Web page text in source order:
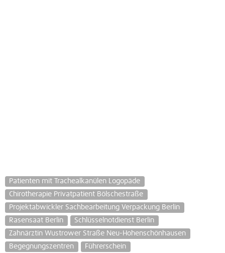
Patienten mit Trachealkanülen Logopäde
Chirotherapie Privatpatient Bölschestraße
Projektabwickler Sachbearbeitung Verpackung Berlin
Rasensaat Berlin
Schlüsselnotdienst Berlin
Zahnärztin Wustrower Straße Neu-Hohenschönhausen
Begegnungszentren
Führerschein